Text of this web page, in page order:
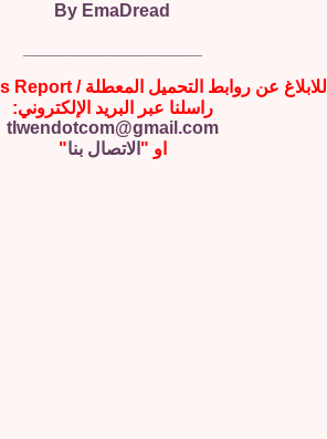
By EmaDread
للابلاغ عن روابط التحميل المعطلة / Broken Links Report
راسلنا عبر البريد الإلكتروني:
tlwendotcom@gmail.com
او " الاتصال بنا"